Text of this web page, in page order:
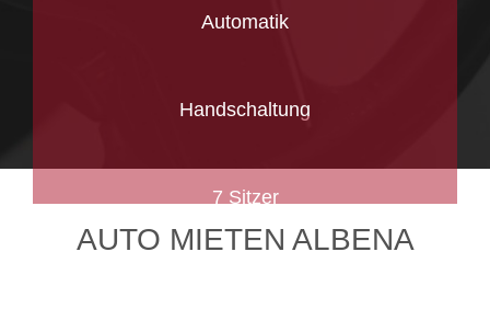
Automatik
Handschaltung
7 Sitzer
AUTO MIETEN ALBENA